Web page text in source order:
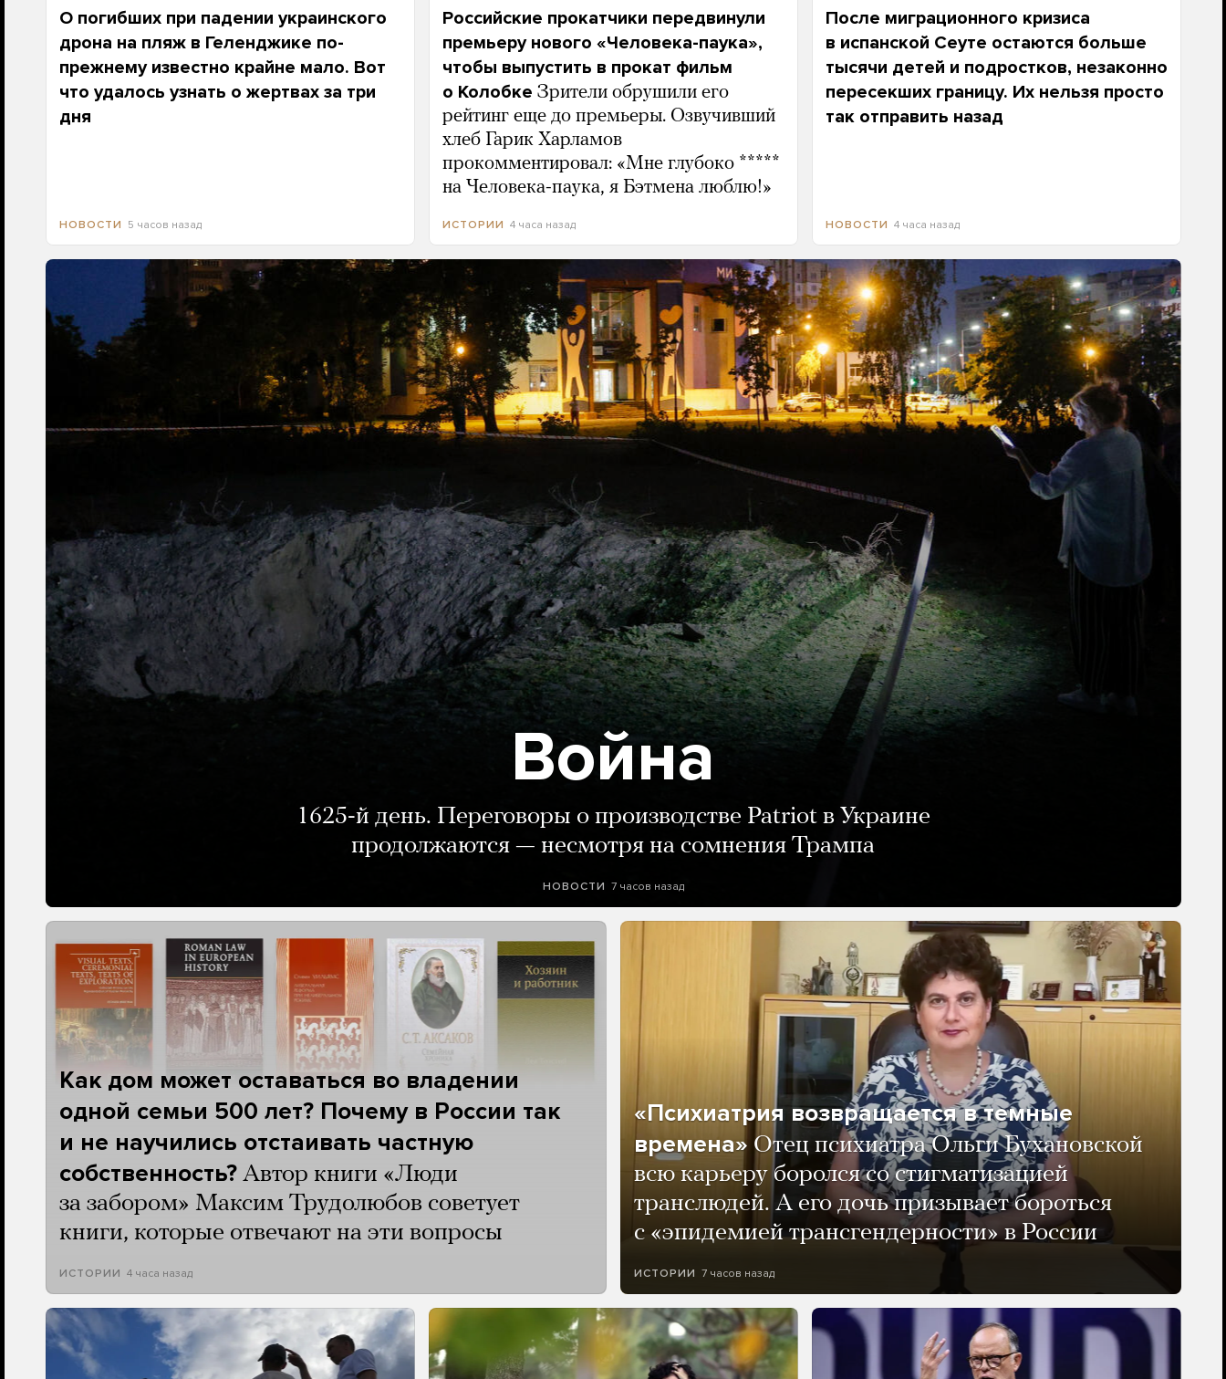
О погибших при падении украинского
дрона на пляж в Геленджике по-
прежнему известно крайне мало. Вот
что удалось узнать о жертвах за три
дня
НОВОСТИ 5 часов назад
Российские прокатчики передвинули
премьеру нового «Человека-паука»,
чтобы выпустить в прокат фильм
о Колобке Зрители обрушили его
рейтинг еще до премьеры. Озвучивший
хлеб Гарик Харламов
прокомментировал: «Мне глубоко *****
на Человека-паука, я Бэтмена люблю!»
ИСТОРИИ 4 часа назад
После миграционного кризиса
в испанской Сеуте остаются больше
тысячи детей и подростков, незаконно
пересекших границу. Их нельзя просто
так отправить назад
НОВОСТИ 4 часа назад
Война
1625-й день. Переговоры о производстве Patriot в Украине
продолжаются — несмотря на сомнения Трампа
НОВОСТИ 7 часов назад
Как дом может оставаться во владении
одной семьи 500 лет? Почему в России так
и не научились отстаивать частную
собственность? Автор книги «Люди
за забором» Максим Трудолюбов советует
книги, которые отвечают на эти вопросы
ИСТОРИИ 4 часа назад
«Психиатрия возвращается в темные
времена» Отец психиатра Ольги Бухановской
всю карьеру боролся со стигматизацией
транслюдей. А его дочь призывает бороться
с «эпидемией трансгендерности» в России
ИСТОРИИ 7 часов назад